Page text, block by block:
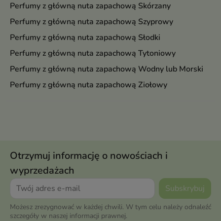
Perfumy z główną nuta zapachową Skórzany
Perfumy z główną nuta zapachową Szyprowy
Perfumy z główną nuta zapachową Słodki
Perfumy z główną nuta zapachową Tytoniowy
Perfumy z główną nuta zapachową Wodny lub Morski
Perfumy z główną nuta zapachową Ziołowy
Otrzymuj informację o nowościach i
wyprzedażach
Możesz zrezygnować w każdej chwili. W tym celu należy odnaleźć
szczegóły w naszej informacji prawnej.